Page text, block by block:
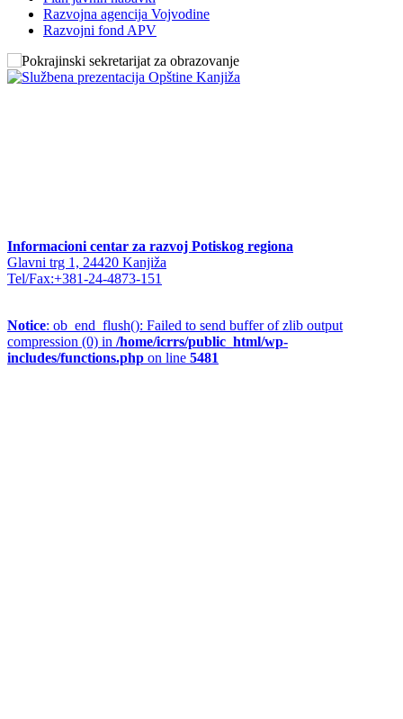
Razvojna agencija Vojvodine
Razvojni fond APV
Informacioni centar za razvoj Potiskog regiona
Glavni trg 1, 24420 Kanjiža
Tel/Fax:+381-24-4873-151
Notice: ob_end_flush(): Failed to send buffer of zlib output
compression (0) in /home/icrrs/public_html/wp-
includes/functions.php on line 5481